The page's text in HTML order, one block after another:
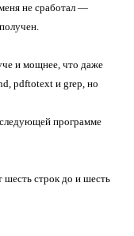
не сработал —
и мощнее, что даже
pdftotextиgrep,но
программе
шесть строк до и шесть